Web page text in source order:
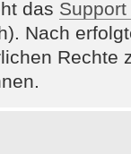
das
Nach
Rechte